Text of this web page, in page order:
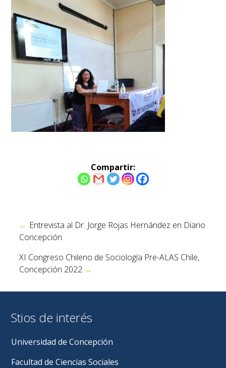
Compartir:
entradas
← Entrevista al Dr. Jorge Rojas Hernández en Diario
Concepción
XI Congreso Chileno de Sociología Pre-ALAS Chile,
Concepción 2022 →
Stios de interés
Universidad de Concepción
Facultad de Ciencias Sociales